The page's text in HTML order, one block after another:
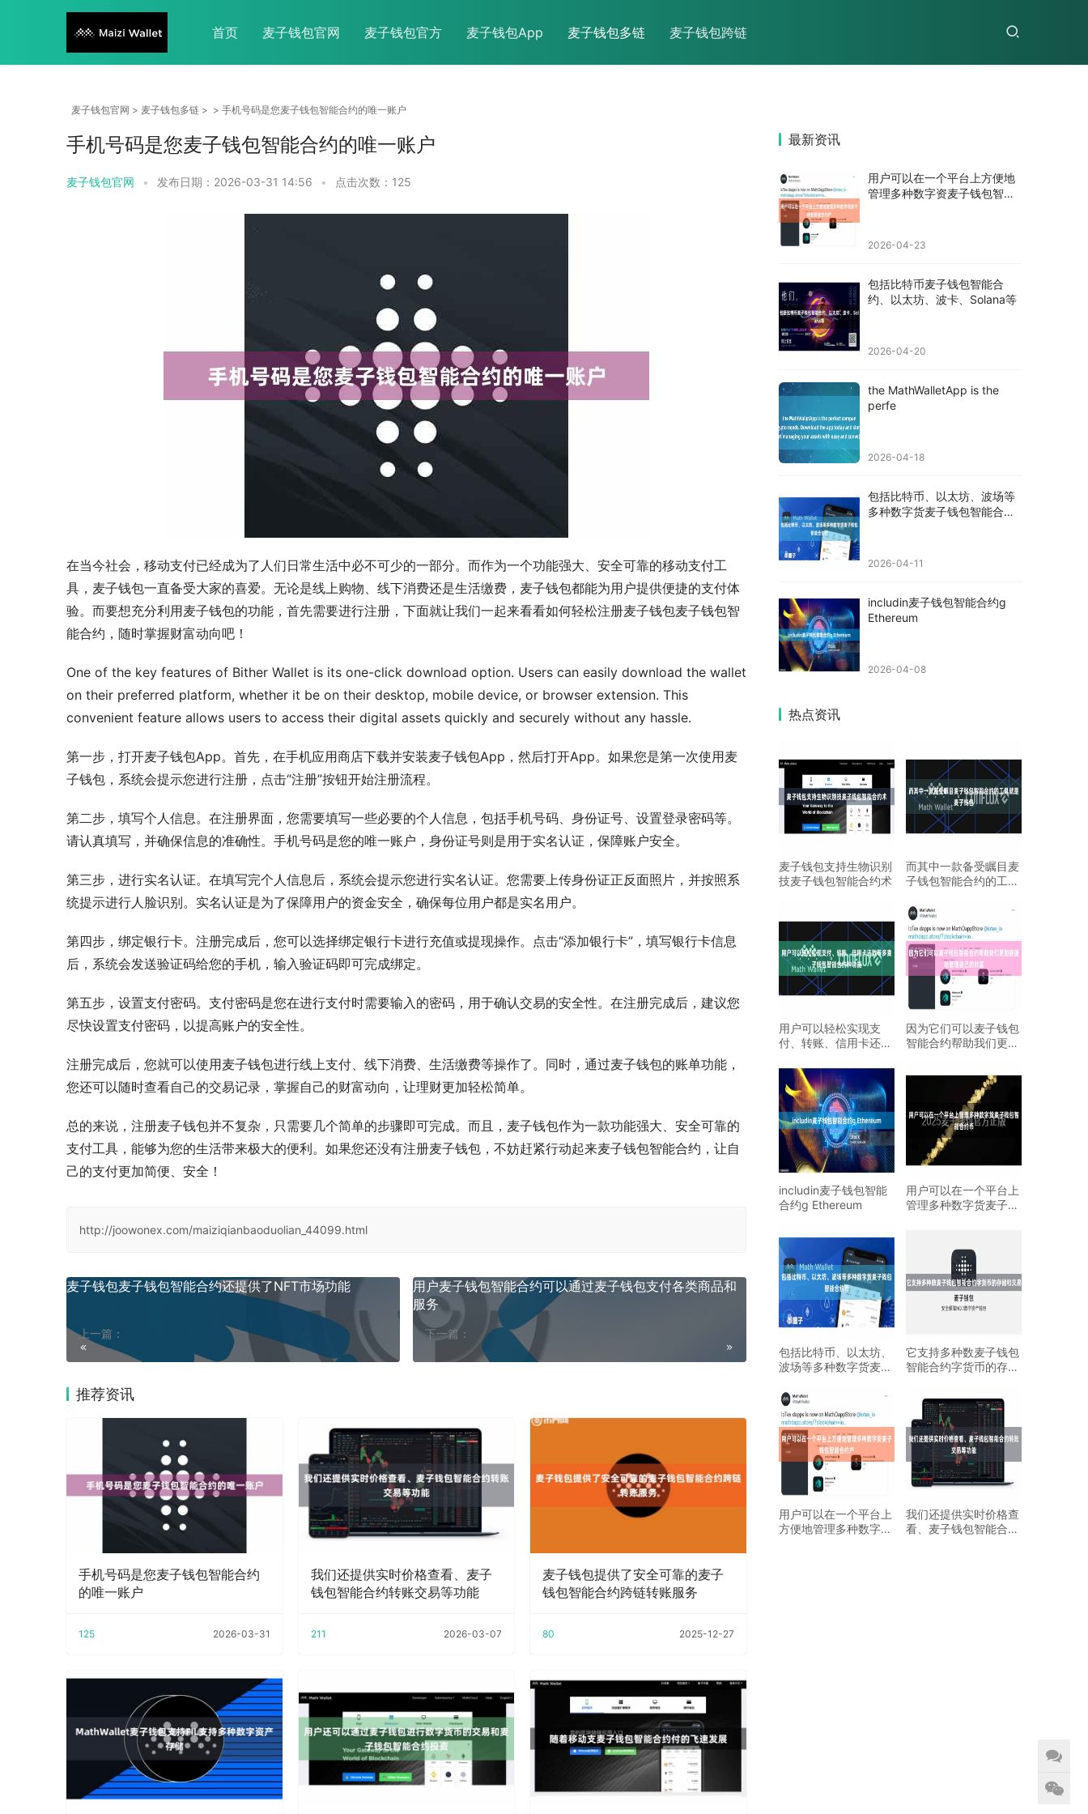
首页 麦子钱包官网 麦子钱包官方 麦子钱包App 麦子钱包多链 麦子钱包跨链
麦子钱包官网 > 麦子钱包多链 > > 手机号码是您麦子钱包智能合约的唯一账户
手机号码是您麦子钱包智能合约的唯一账户
麦子钱包官网 • 发布日期：2026-03-31 14:56 • 点击次数：125
在当今社会，移动支付已经成为了人们日常生活中必不可少的一部分。而作为一个功能强大、安全可靠的移动支付工
具，麦子钱包一直备受大家的喜爱。无论是线上购物、线下消费还是生活缴费，麦子钱包都能为用户提供便捷的支付体
验。而要想充分利用麦子钱包的功能，首先需要进行注册，下面就让我们一起来看看如何轻松注册麦子钱包麦子钱包智
能合约，随时掌握财富动向吧！
One of the key features of Bither Wallet is its one-click download option. Users can easily download the wallet
on their preferred platform, whether it be on their desktop, mobile device, or browser extension. This
convenient feature allows users to access their digital assets quickly and securely without any hassle.
第一步，打开麦子钱包App。首先，在手机应用商店下载并安装麦子钱包App，然后打开App。如果您是第一次使用麦
子钱包，系统会提示您进行注册，点击“注册”按钮开始注册流程。
第二步，填写个人信息。在注册界面，您需要填写一些必要的个人信息，包括手机号码、身份证号、设置登录密码等。
请认真填写，并确保信息的准确性。手机号码是您的唯一账户，身份证号则是用于实名认证，保障账户安全。
第三步，进行实名认证。在填写完个人信息后，系统会提示您进行实名认证。您需要上传身份证正反面照片，并按照系
统提示进行人脸识别。实名认证是为了保障用户的资金安全，确保每位用户都是实名用户。
第四步，绑定银行卡。注册完成后，您可以选择绑定银行卡进行充值或提现操作。点击“添加银行卡”，填写银行卡信息
后，系统会发送验证码给您的手机，输入验证码即可完成绑定。
第五步，设置支付密码。支付密码是您在进行支付时需要输入的密码，用于确认交易的安全性。在注册完成后，建议您
尽快设置支付密码，以提高账户的安全性。
注册完成后，您就可以使用麦子钱包进行线上支付、线下消费、生活缴费等操作了。同时，通过麦子钱包的账单功能，
您还可以随时查看自己的交易记录，掌握自己的财富动向，让理财更加轻松简单。
总的来说，注册麦子钱包并不复杂，只需要几个简单的步骤即可完成。而且，麦子钱包作为一款功能强大、安全可靠的
支付工具，能够为您的生活带来极大的便利。如果您还没有注册麦子钱包，不妨赶紧行动起来麦子钱包智能合约，让自
己的支付更加简便、安全！
http://joowonex.com/maiziqianbaoduolian_44099.html
上一篇：
麦子钱包麦子钱包智能合约还提供了NFT市场功能
下一篇：
用户麦子钱包智能合约可以通过麦子钱包支付各类商品和
服务
推荐资讯
手机号码是您麦子钱包智能合约
的唯一账户
125 2026-03-31
我们还提供实时价格查看、麦子
钱包智能合约转账交易等功能
211 2026-03-07
麦子钱包提供了安全可靠的麦子
钱包智能合约跨链转账服务
80 2025-12-27
最新资讯
用户可以在一个平台上方便地
管理多种数字资麦子钱包智能
2026-04-23
包括比特币麦子钱包智能合
约、以太坊、波卡、Solana等
2026-04-20
the MathWalletApp is the
perfe
2026-04-18
包括比特币、以太坊、波场等
多种数字货麦子钱包智能合约
2026-04-11
includin麦子钱包智能合约g
Ethereum
2026-04-08
热点资讯
麦子钱包支持生物识别
技麦子钱包智能合约术
而其中一款备受瞩目麦
子钱包智能合约的工具
用户可以轻松实现支
付、转账、信用卡还款
种
因为它们可以麦子钱包
智能合约帮助我们更加
includin麦子钱包智能
合约g Ethereum
用户可以在一个平台上
管理多种数字货麦子钱
包括比特币、以太坊、
波场等多种数字货麦子
它支持多种数麦子钱包
智能合约字货币的存储
用户可以在一个平台上
方便地管理多种数字资
我们还提供实时价格查
看、麦子钱包智能合约